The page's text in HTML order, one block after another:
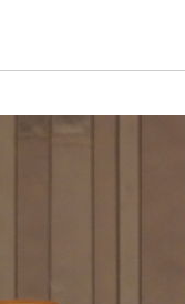
적 공분에 수사 재개"
지…'쑥대밭' 된 축구협회
종오·서범수 징계 절차
도 징역 3년
' 유병호 구속기소
발생 1850명 사망
대경보, 폭염경보로 하향